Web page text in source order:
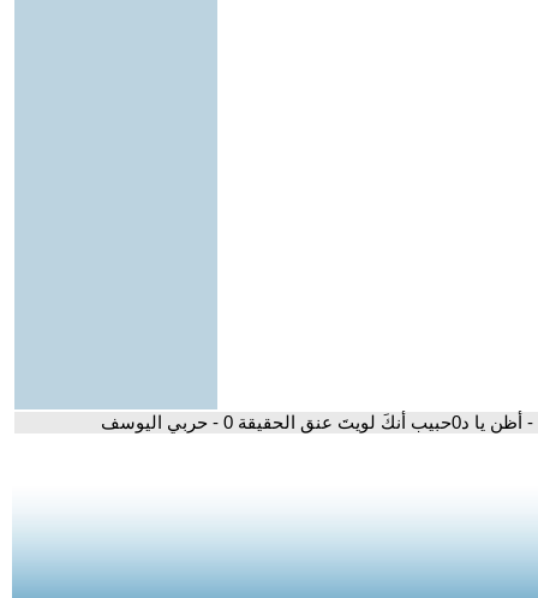
- أظن يا د0حبيب أنكَ لويتَ عنق الحقيقة 0 - حربي اليوسف